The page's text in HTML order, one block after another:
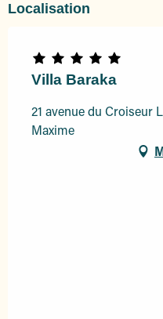
Localisation
Villa Baraka
21 avenue du Croiseur
Maxime